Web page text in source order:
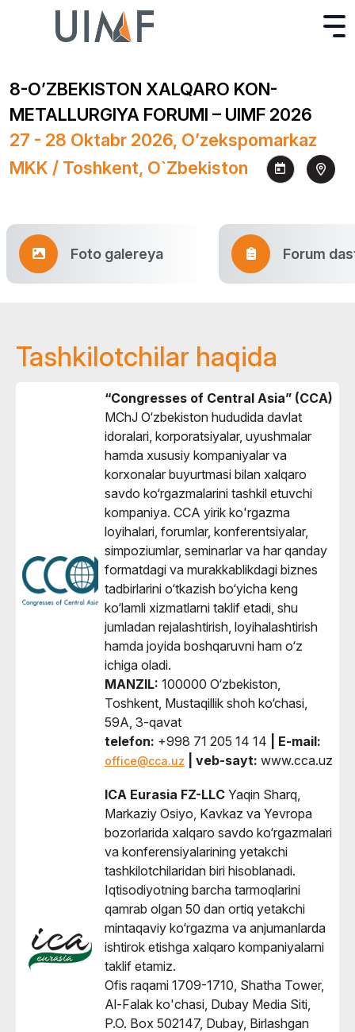
8-O’ZBEKISTON XALQARO KON-
METALLURGIYA FORUMI – UIMF 2026
27 - 28 Oktabr 2026, O’zekspomarkaz
MKK / Toshkent, O`zbekiston
Foto galereya Forum
Tashkilotchilar haqida
“Congresses of Central Asia” (CCA)
MChJ O‘zbekiston hududida davlat
idoralari, korporatsiyalar, uyushmalar
hamda xususiy kompaniyalar va
korxonalar buyurtmasi bilan xalqaro
savdo ko‘rgazmalarini tashkil etuvchi
kompaniya. CCA yirik ko'rgazma
loyihalari, forumlar, konferentsiyalar,
simpoziumlar, seminarlar va har qanday
formatdagi va murakkablikdagi biznes
tadbirlarini o‘tkazish bo‘yicha keng
ko‘lamli xizmatlarni taklif etadi, shu
jumladan rejalashtirish, loyihalashtirish
hamda joyida boshqaruvni ham o‘z
ichiga oladi.
MANZIL: 100000 O‘zbekiston,
Toshkent, Mustaqillik shoh ko‘chasi,
59A, 3-qavat
telefon: +998 71 205 14 14 | E-mail:
office@cca.uz | veb-sayt: www.cca.uz
ICA Eurasia FZ-LLC Yaqin Sharq,
Markaziy Osiyo, Kavkaz va Yevropa
bozorlarida xalqaro savdo ko‘rgazmalari
va konferensiyalarining yetakchi
tashkilotchilaridan biri hisoblanadi.
Iqtisodiyotning barcha tarmoqlarini
qamrab olgan 50 dan ortiq yetakchi
mintaqaviy ko‘rgazma va anjumanlarda
ishtirok etishga xalqaro kompaniyalarni
taklif etamiz.
Ofis raqami 1709-1710, Shatha Tower,
Al-Falak ko'chasi, Dubay Media Siti,
P.O. Box 502147, Dubay, Birlashgan